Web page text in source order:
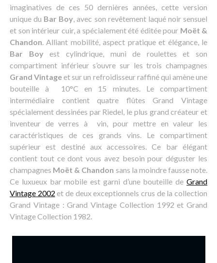
imaginatives de ces 50 dernières années, cette version
unique du Bar Boy, avec son revêtement laqué noir sensuel
et son intérieur cuir, a spécialement été éditée pour Moët &
Chandon. Alliant mobilité, aspect pratique et élégance, le
Bar Boy est cylindrique, muni de roulettes et son
compartiment inférieur s’ouvre sur les trois champagnes
Grand Vintageet sur un refroidisseur raffiné qui amène une
bouteille à 10°C en 15 minutes. Le compartiment
intermédiaire contient quatre flûtes Grand Vintage
spécialement dessinées par Riedel, le plus grand créateur et
inventeur de verres à vin, pour mettre en valeur les
caractéristiques de ces grands vins. Le compartiment
supérieur est destiné aux accessoires. Ce bar élégant
contient tout ce dont vous avez besoin pour déguster les
champagnes Moët & Chandon sans la moindre fausse note.
Ce luxueux bar mobile est garni d’une bouteille de Grand
Vintage 2002 et de deux exceptionnels crus de la collection
Grand Vintage : Grand Vintage Collection 1992 et Grand
Vintage Collection 1982.